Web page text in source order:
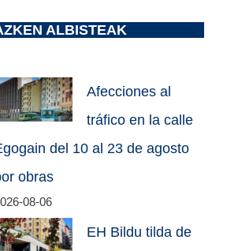
ALBISTEAK
Afecciones al
tráfico en la calle
del 10 al 23 de agosto
obras
08-06
EH Bildu tilda de